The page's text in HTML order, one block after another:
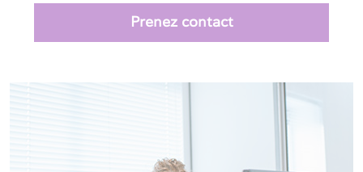
Prenez contact